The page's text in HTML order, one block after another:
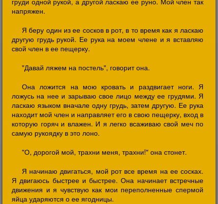
напряжен.
Я беру один из ее сосков в рот, в то время как я ласкаю
другую грудь рукой. Ее рука на моем члене и я вставляю
свой член в ее пещерку.
"Давай ляжем на постель", говорит она.
Она ложится на мою кровать и раздвигает ноги. Я
ложусь на нее и зарываю свое лицо между ее грудями. Я
ласкаю языком вначале одну грудь, затем другую. Ее рука
находит мой член и направляет его в свою пещерку, вход в
которую горяч и влажен. И я легко всаживаю свой меч по
самую рукоядку в это лоно.
"О, дорогой мой, трахни меня, трахни!" она стонет.
Я начинаю двигаться, мой рот все время на ее сосках.
Я двигаюсь быстрее и быстрее. Она начинает встречные
движения и я чувствую как мои переполненные спермой
яйца ударяются о ее ягодницы.